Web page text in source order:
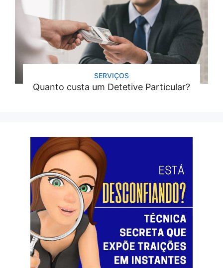
SERVIÇOS
Quanto custa um Detetive Particular?